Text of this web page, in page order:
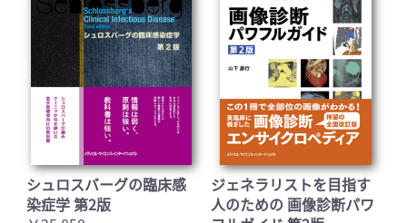
シュロスバーグの臨床感
染症学 第2版
ジェネラリストを目指す
人のための 画像診断パワ